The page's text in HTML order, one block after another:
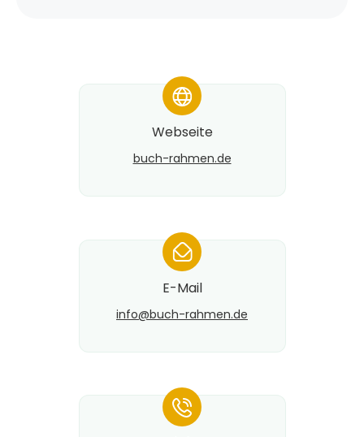
*
Webseite
buch-rahmen.de
*
E-Mail
info@​buch-rahmen.de
*